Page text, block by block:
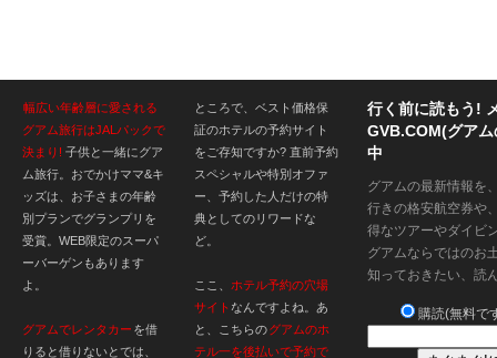
幅広い年齢層に愛される
グアム旅行はJALパックで
決まり! 子供と一緒にグア
ム旅行。おでかけママ&キ
ッズは、お子さまの年齢
別プランでグランプリを
受賞。WEB限定のスーパ
ーバーゲンもあります
よ。
グアムでレンタカー を借
りると借りないとでは、
ところで、ベスト価格保
証のホテルの予約サイト
をご存知ですか? 直前予約
スペシャルや特別オファ
ー、予約した人だけの特
典としてのリワードな
ど。
ここ、 ホテル予約の穴場
サイトなんですよね。あ
と、こちらのグアムのホ
テル一を後払いで予約で
行く前に読もう!
GVB.COM(グア
中
グアムの最新情報を
行きの格安航空券や
得なツアーやダイビ
グアムならではのお
知っておきたい、読
購読(無料で